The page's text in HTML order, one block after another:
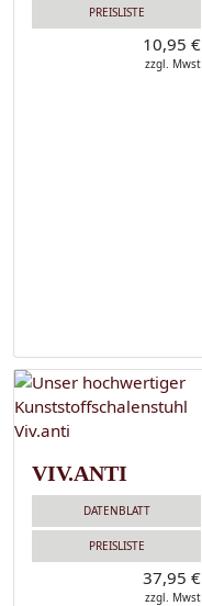
PREISLISTE
10,95 €
zzgl. Mwst
VIV.ANTI
DATENBLATT
PREISLISTE
37,95 €
zzgl. Mwst